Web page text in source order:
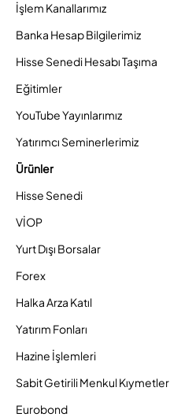
İşlem Kanallarımız
Banka Hesap Bilgilerimiz
Hisse Senedi Hesabı Taşıma
Eğitimler
YouTube Yayınlarımız
Yatırımcı Seminerlerimiz
Ürünler
Hisse Senedi
VİOP
Yurt Dışı Borsalar
Forex
Halka Arza Katıl
Yatırım Fonları
Hazine İşlemleri
Sabit Getirili Menkul Kıymetler
Eurobond